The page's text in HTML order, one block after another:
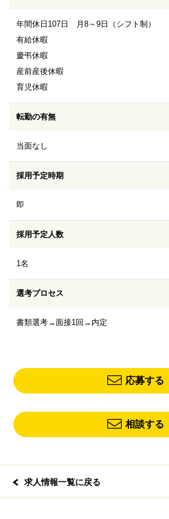
年間休日107日 月8～9日（シフト制）
有給休暇
慶弔休暇
産前産後休暇
育児休暇
転勤の有無
当面なし
採用予定時期
即
採用予定人数
1名
選考プロセス
書類選考→面接1回→内定
応募する
相談する
求人情報一覧に戻る